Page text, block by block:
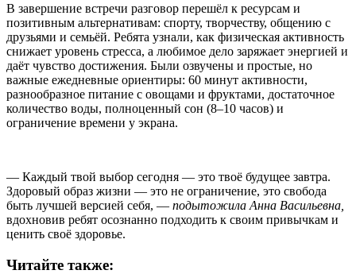
В завершение встречи разговор перешёл к ресурсам и
позитивным альтернативам: спорту, творчеству, общению с
друзьями и семьёй. Ребята узнали, как физическая активность
снижает уровень стресса, а любимое дело заряжает энергией и
даёт чувство достижения. Были озвучены и простые, но
важные ежедневные ориентиры: 60 минут активности,
разнообразное питание с овощами и фруктами, достаточное
количество воды, полноценный сон (8–10 часов) и
ограничение времени у экрана.
— Каждый твой выбор сегодня — это твоё будущее завтра.
Здоровый образ жизни — это не ограничение, это свобода
быть лучшей версией себя, — подытожила Анна Васильевна,
вдохновив ребят осознанно подходить к своим привычкам и
ценить своё здоровье.
Читайте также: